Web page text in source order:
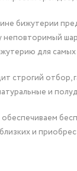
бижутерии
неповторимый
для
строгий отбор,
и
и